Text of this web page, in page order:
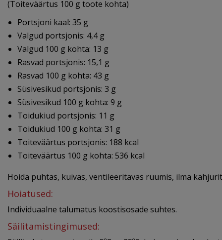
(Toiteväärtus 100 g toote kohta)
Portsjoni kaal: 35 g
Valgud portsjonis: 4,4 g
Valgud 100 g kohta: 13 g
Rasvad portsjonis: 15,1 g
Rasvad 100 g kohta: 43 g
Süsivesikud portsjonis: 3 g
Süsivesikud 100 g kohta: 9 g
Toidukiud portsjonis: 11 g
Toidukiud 100 g kohta: 31 g
Toiteväärtus portsjonis: 188 kcal
Toiteväärtus 100 g kohta: 536 kcal
Hoida puhtas, kuivas, ventileeritavas ruumis, ilma
Hoiatused:
Individuaalne talumatus koostisosade suhtes.
Säilitamistingimused: